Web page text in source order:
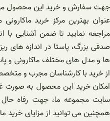
جهت سفارش و خرید این محصول
عنوان بهترین مرکز خرید
مراجعه نمایید تا ضمن آشنایی با
صدفی بزرگ، پاستا در اندازه های
ها و مدل های مختلف ماکارونی و
از خرید با کارشناسان مجرب و
امکان خرید این محصول به صورت
سایت مجموعه ما، جهت رفاه
همچنین می توانید از مزایای خرید